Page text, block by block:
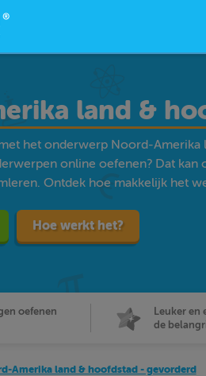
land &
het onderwerp Noord-Amerika
online oefenen? Dat kan
Ontdek hoe makkelijk het
Hoe werkt het?
oefenen
Leuker
de
Amerika land & hoofdstad - gevorderd